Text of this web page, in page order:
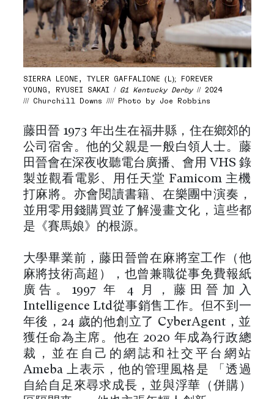
SIERRA LEONE, TYLER GAFFALIONE (L); FOREVER
YOUNG, RYUSEI SAKAI / G1 Kentucky Derby// 2024
/// Churchill Downs //// Photo by Joe Robbins
藤田晉 1973 年出生在福井縣，住在鄉郊的
公司宿舍。他的父親是一般白領人士。藤
田晉會在深夜收聽電台廣播、會用 VHS 錄
製並觀看電影、用任天堂 Famicom 主機
打麻將。亦會閱讀書籍、在樂團中演奏，
並用零用錢購買並了解漫畫文化，這些都
是《賽馬娘》的根源。
大學畢業前，藤田晉曾在麻將室工作（他
麻將技術高超），也曾兼職從事免費報紙
廣告。1997 年 4 月，藤田晉加入
Intelligence Ltd從事銷售工作。但不到一
年後，24 歲的他創立了 CyberAgent，並
獲任命為主席。他在 2020 年成為行政總
裁，並在自己的網誌和社交平台網站
Ameba 上表示，他的管理風格是 「透過
自給自足來尋求成長，並與浮華（併購）